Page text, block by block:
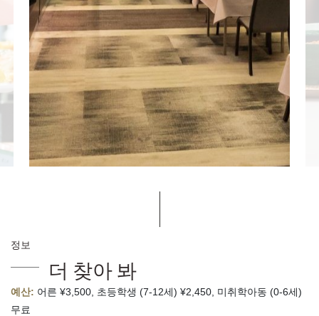
정보
더 찾아 봐
예산: 어른 ¥3,500, 초등학생 (7-12세) ¥2,450, 미취학아동 (0-6세)
무료